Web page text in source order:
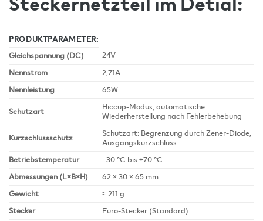
PRODUKTPARAMETER:
Gleichspannung (DC)
24V
Nennstrom
2,71A
Nennleistung
65W
Schutzart
Hiccup-Modus, automatische
Wiederherstellung nach Fehlerbehebung
Kurzschlussschutz
Schutzart: Begrenzung durch Zener-Diode,
Ausgangskurzschluss
Betriebstemperatur
–30 °C bis +70 °C
Abmessungen (L×B×H)
62 × 30 × 65 mm
Gewicht
≈ 211 g
Stecker
Euro-Stecker (Standard)